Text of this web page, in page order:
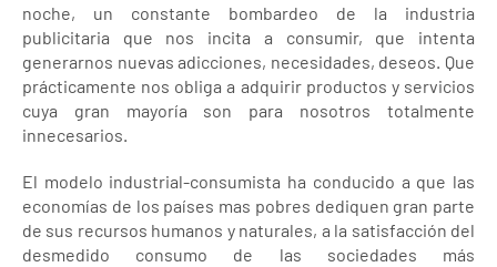
noche, un constante bombardeo de la industria
publicitaria que nos incita a consumir, que intenta
generarnos nuevas adicciones, necesidades, deseos. Que
prácticamente nos obliga a adquirir productos y servicios
cuya gran mayoría son para nosotros totalmente
innecesarios.
El modelo industrial-consumista ha conducido a que las
economías de los países mas pobres dediquen gran parte
de sus recursos humanos y naturales, a la satisfacción del
desmedido consumo de las sociedades más